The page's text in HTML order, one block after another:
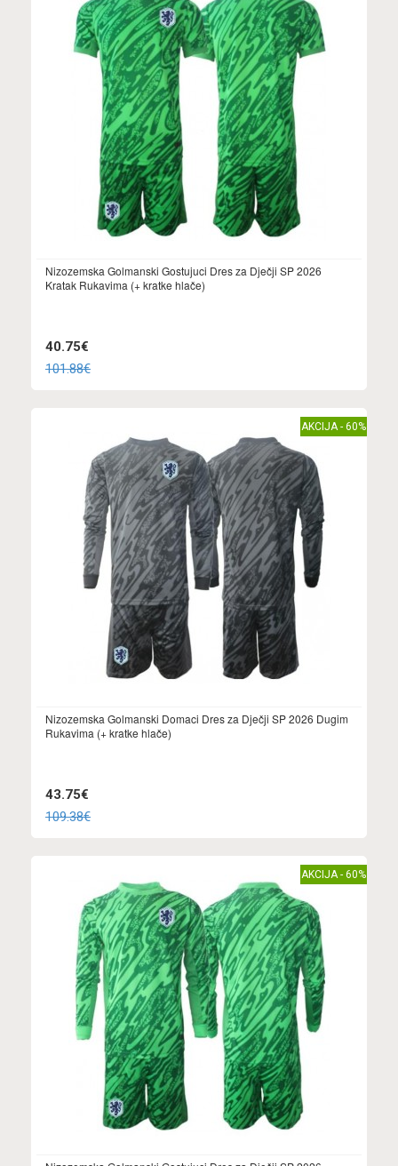
Nizozemska Golmanski Gostujuci Dres za Dječji SP 2026
Kratak Rukavima (+ kratke hlače)
40.75€
101.88€
AKCIJA - 60%
Nizozemska Golmanski Domaci Dres za Dječji SP 2026 Dugim
Rukavima (+ kratke hlače)
43.75€
109.38€
AKCIJA - 60%